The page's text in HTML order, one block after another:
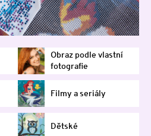
Obraz podle vlastní
fotografie
Filmy a seriály
Dětské